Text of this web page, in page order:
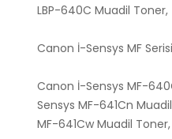
LBP-640C Muadil Toner,
Canon İ-Sensys MF Serisi
Canon İ-Sensys MF-
Sensys MF-641Cn
MF-641Cw Muadil Toner,